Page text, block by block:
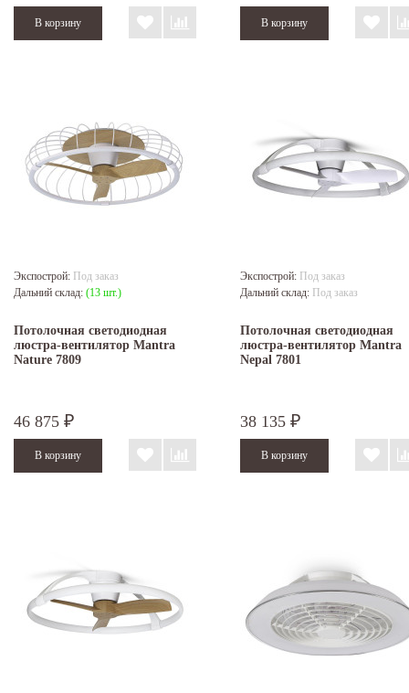
Экспострой: Под заказ
Дальний склад: (13 шт.)
Потолочная светодиодная
люстра-вентилятор Mantra
Nature 7809
46 875 ₽
Экспострой: Под заказ
Дальний склад: Под заказ
Потолочная светодиодная
люстра-вентилятор Mantra
Nepal 7801
38 135 ₽